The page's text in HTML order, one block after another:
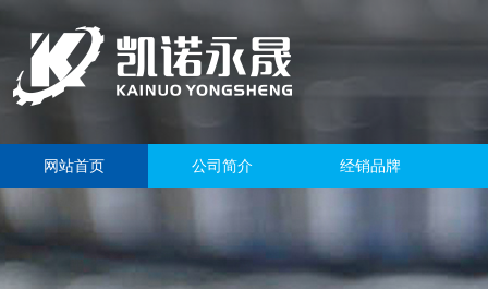
网站首页 公司简介 经销品牌